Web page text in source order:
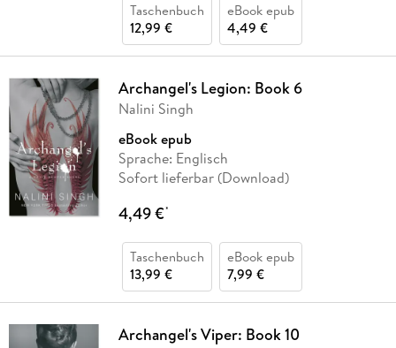
Taschenbuch
12,99 €
eBook epub
4,49 €
Archangel's Legion: Book 6
Nalini Singh
eBook epub
Sprache: Englisch
Sofort lieferbar (Download)
4,49 €*
Taschenbuch
13,99 €
eBook epub
7,99 €
Archangel's Viper: Book 10